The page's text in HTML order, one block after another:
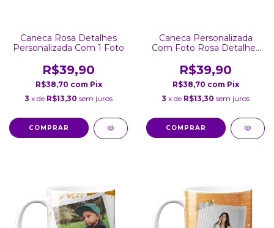
Caneca Rosa Detalhes
Personalizada Com 1 Foto
R$39,90
R$38,70 com Pix
3 x de R$13,30 sem juros
COMPRAR
Caneca Personalizada
Com Foto Rosa Detalhes
R$39,90
R$38,70 com Pix
3 x de R$13,30 sem juros
COMPRAR